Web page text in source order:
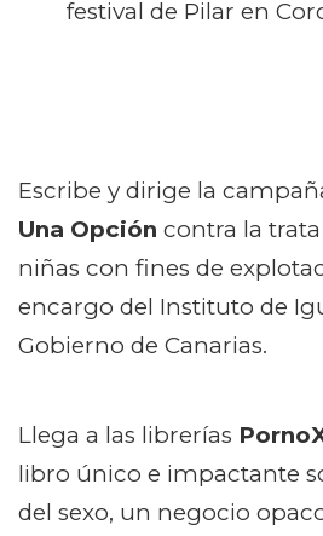
festival de Pilar en
Escribe y dirige la
Una Opción contra la
niñas con fines de
encargo del Instituto de
Gobierno de Canarias.
Llega a las librerías
libro único e impactante
del sexo, un negocio